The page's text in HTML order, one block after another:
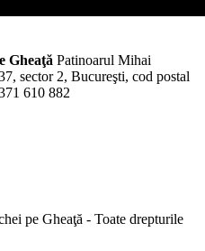
Gheaţă Patinoarul Mihai
sector 2, Bucureşti, cod postal
610 882
pe Gheaţă - Toate drepturile